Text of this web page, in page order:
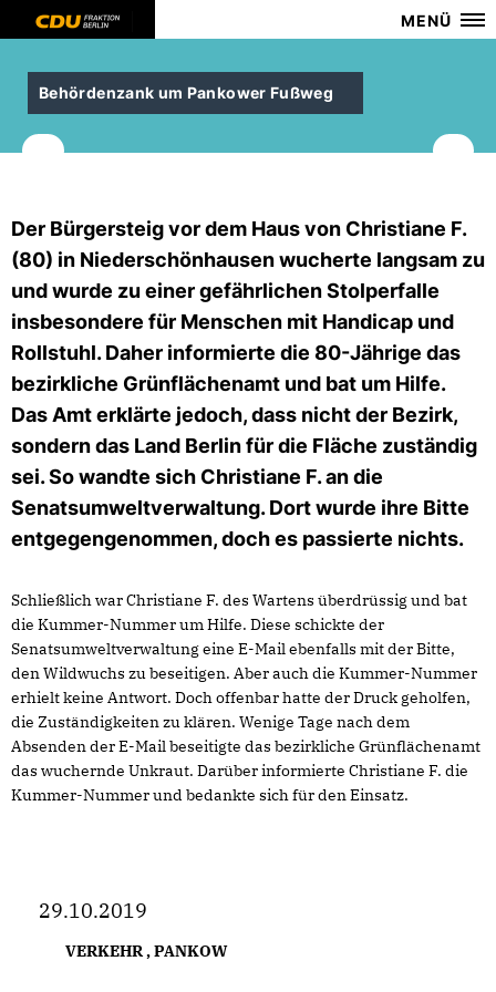
MENÜ
Behördenzank um Pankower Fußweg
Der Bürgersteig vor dem Haus von Christiane F.
(80) in Niederschönhausen wucherte langsam zu
und wurde zu einer gefährlichen Stolperfalle
insbesondere für Menschen mit Handicap und
Rollstuhl. Daher informierte die 80-Jährige das
bezirkliche Grünflächenamt und bat um Hilfe.
Das Amt erklärte jedoch, dass nicht der Bezirk,
sondern das Land Berlin für die Fläche zuständig
sei. So wandte sich Christiane F. an die
Senatsumweltverwaltung. Dort wurde ihre Bitte
entgegengenommen, doch es passierte nichts.
Schließlich war Christiane F. des Wartens überdrüssig und bat
die Kummer-Nummer um Hilfe. Diese schickte der
Senatsumweltverwaltung eine E-Mail ebenfalls mit der Bitte,
den Wildwuchs zu beseitigen. Aber auch die Kummer-Nummer
erhielt keine Antwort. Doch offenbar hatte der Druck geholfen,
die Zuständigkeiten zu klären. Wenige Tage nach dem
Absenden der E-Mail beseitigte das bezirkliche Grünflächenamt
das wuchernde Unkraut. Darüber informierte Christiane F. die
Kummer-Nummer und bedankte sich für den Einsatz.
29.10.2019
VERKEHR,PANKOW